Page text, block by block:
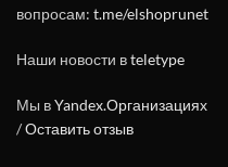
вопросам: t.me/elshoprunet
Наши новости вteletype
Мы вYandex.Организациях
/Оставить отзыв